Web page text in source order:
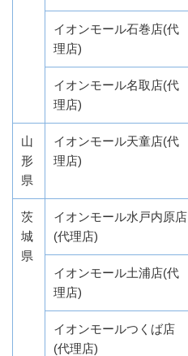
イオンモール石巻店(代
理店)
イオンモール名取店(代
理店)
山
形
県
イオンモール天童店(代
理店)
茨
城
県
イオンモール水戸内原店
(代理店)
イオンモール土浦店(代
理店)
イオンモールつくば店
(代理店)